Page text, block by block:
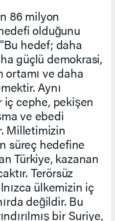
86 milyon
olduğunu
hedef; daha
güçlü demokrasi,
ortamı ve daha
Aynı
cephe, pekişen
ve ebedi
Milletimizin
süreç hedefine
Türkiye, kazanan
Terörsüz
ülkemizin iç
değildir. Bu
bir Suriye,